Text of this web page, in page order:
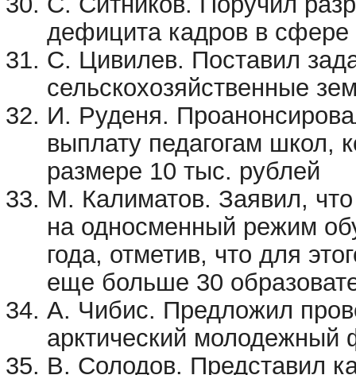
дефицита кадров в сфере
С. Цивилев. Поставил
сельскохозяйственные
И. Руденя.
выплату педагогам школ,
размере 10 тыс. рублей
М. Калиматов. Заявил,
на односменный режим
года, отметив, что для
еще больше 30
А. Чибис. Предложил
арктический молодежный
В. Солодов. Представил